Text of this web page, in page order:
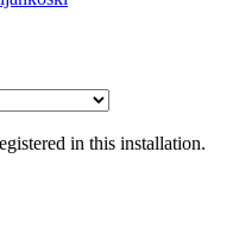
in this installation.